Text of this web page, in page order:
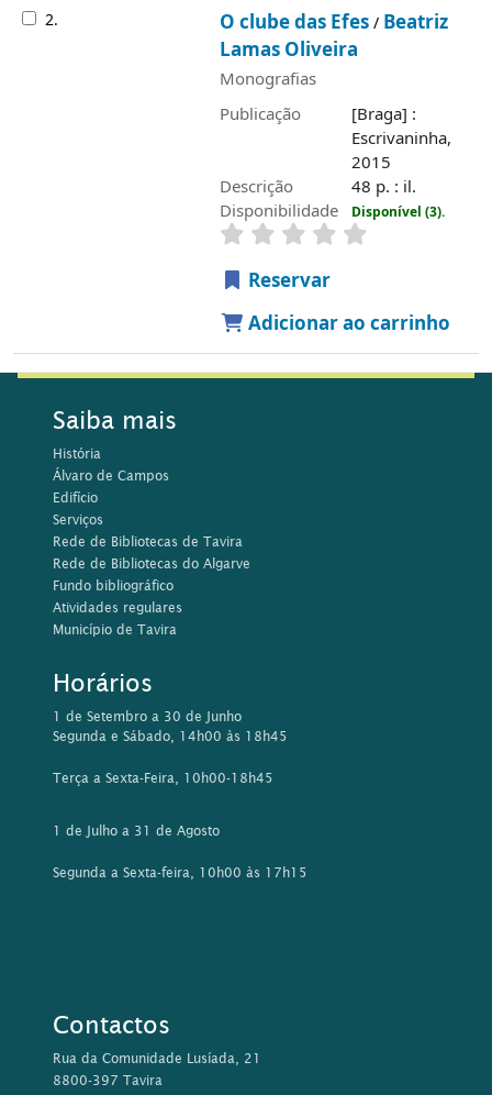
2. O clube das Efes/ Beatriz
Lamas Oliveira
Monografias
Publicação
[Braga] :
Escrivaninha,
2015
Descrição
48 p. : il.
Disponibilidade
Disponível (3).
Reservar
Adicionar ao carrinho
Saiba mais
História
Álvaro de Campos
Edifício
Serviços
Rede de Bibliotecas de Tavira
Rede de Bibliotecas do Algarve
Fundo bibliográfico
Atividades regulares
Município de Tavira
Horários
1 de Setembro a 30 de Junho
Segunda e Sábado, 14h00 às 18h45
Terça a Sexta-Feira, 10h00-18h45
1 de Julho a 31 de Agosto
Segunda a Sexta-feira, 10h00 às 17h15
Contactos
Rua da Comunidade Lusíada, 21
8800-397 Tavira